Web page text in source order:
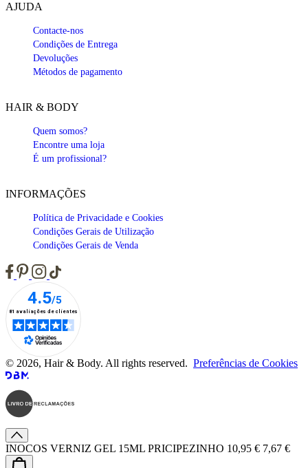
AJUDA
Contacte-nos
Condições de Entrega
Devoluções
Métodos de pagamento
HAIR & BODY
Quem somos?
Encontre uma loja
É um profissional?
INFORMAÇÕES
Política de Privacidade e Cookies
Condições Gerais de Utilização
Condições Gerais de Venda
© 2026, Hair & Body. All rights reserved. Preferências de Cookies
INOCOS VERNIZ GEL 15ML PRICIPEZINHO 10,95 € 7,67 €